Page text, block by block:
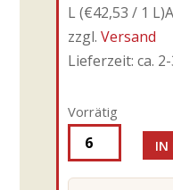
L (€42,53 / 1 L)
zzgl. Versand
Lieferzeit: ca.
Vorrätig
15er
Bricco
IN